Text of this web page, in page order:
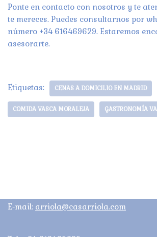
Ponte en contacto con nosotros y te
te mereces. Puedes consultarnos por
número +34 616469629. Estaremos
asesorarte.
Etiquetas: CENAS A DOMICILIO EN MADRID
COMIDA VASCA MORALEJA GASTRONOMÍA
E-mail: arriola@casarriola.com